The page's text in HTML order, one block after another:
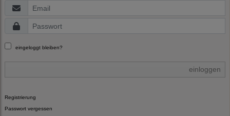
eingeloggt bleiben?
einloggen
Registrierung
Passwort vergessen